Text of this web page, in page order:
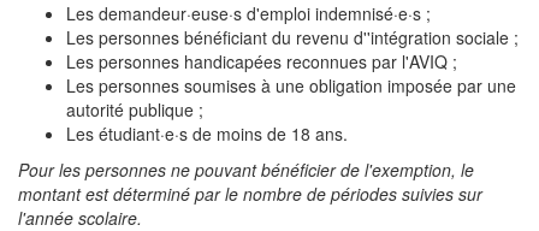
Les demandeur·euse·s d'emploi indemnisé·e·s ;
Les personnes bénéficiant du revenu d''intégration sociale ;
Les personnes handicapées reconnues par l'AVIQ ;
Les personnes soumises à une obligation imposée par une
autorité publique ;
Les étudiant·e·s de moins de 18 ans.
Pour les personnes ne pouvant bénéficier de l'exemption, le
montant est déterminé par le nombre de périodes suivies sur
l'année scolaire.